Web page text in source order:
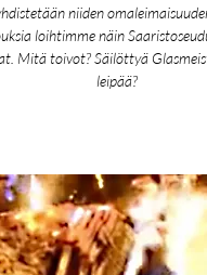
niiden
loihtimme näin
Mitä toivot? Säilöttyä
leipää?